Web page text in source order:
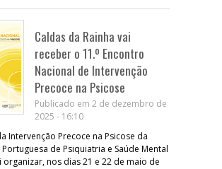
Caldas da Rainha vai
receber o 11.º Encontro
Nacional de Intervenção
Precoce na Psicose
Publicado em 2 de dezembro de
2025 - 16:10
Intervenção Precoce na Psicose da
de Psiquiatria e Saúde Mental
organizar, nos dias 21 e 22 de maio de